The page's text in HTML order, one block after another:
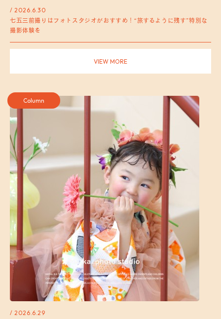
/ 2026.6.30
七五三前撮りはフォトスタジオがおすすめ！“旅するように残す”特別な
撮影体験を
VIEW MORE
Column
/ 2026.6.29